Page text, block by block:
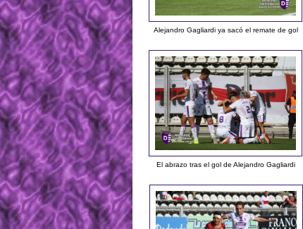
Alejandro Gagliardi ya sacó el remate de gol
El abrazo tras el gol de Alejandro Gagliardi